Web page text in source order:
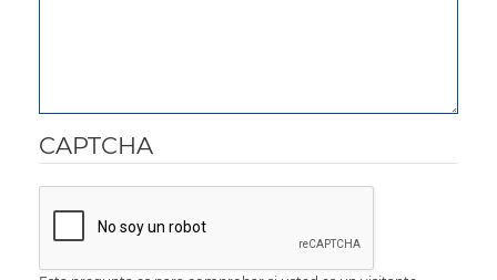
CAPTCHA